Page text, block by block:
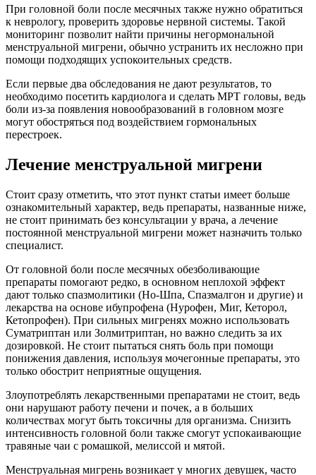
При головной боли после месячных также нужно обратиться
к неврологу, проверить здоровье нервной системы. Такой
мониторинг позволит найти причины негормональной
менструальной мигрени, обычно устранить их несложно при
помощи подходящих успокоительных средств.
Если первые два обследования не дают результатов, то
необходимо посетить кардиолога и сделать МРТ головы, ведь
боли из-за появления новообразований в головном мозге
могут обостряться под воздействием гормональных
перестроек.
Лечение менструальной мигрени
Стоит сразу отметить, что этот пункт статьи имеет больше
ознакомительный характер, ведь препараты, названные ниже,
не стоит принимать без консультации у врача, а лечение
постоянной менструальной мигрени может назначить только
специалист.
От головной боли после месячных обезболивающие
препараты помогают редко, в основном неплохой эффект
дают только спазмолитики (Но-Шпа, Спазмалгон и другие) и
лекарства на основе ибупрофена (Нурофен, Миг, Кеторол,
Кетопрофен). При сильных мигренях можно использовать
Суматриптан или Золмитриптан, но важно следить за их
дозировкой. Не стоит пытаться снять боль при помощи
понижения давления, используя мочегонные препараты, это
только обострит неприятные ощущения.
Злоупотреблять лекарственными препаратами не стоит, ведь
они нарушают работу печени и почек, а в больших
количествах могут быть токсичны для организма. Снизить
интенсивность головной боли также смогут успокаивающие
травяные чаи с ромашкой, мелиссой и мятой.
Менструальная мигрень возникает у многих девушек, часто